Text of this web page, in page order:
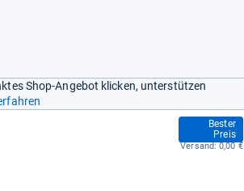
Shop-Angebot klicken, unterstützen
Bester
Preis
249,00 €
Versand:0,00 €